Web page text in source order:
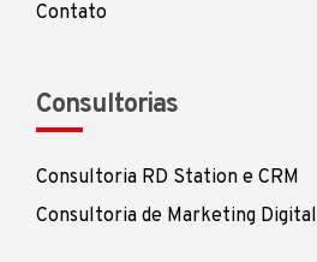
Contato
Consultorias
Consultoria RD Station e CRM
Consultoria de Marketing Digital